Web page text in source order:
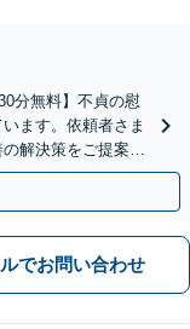
分無料】不貞の慰
ます。依頼者さま
解決策をご提案し
でお問い合わせ